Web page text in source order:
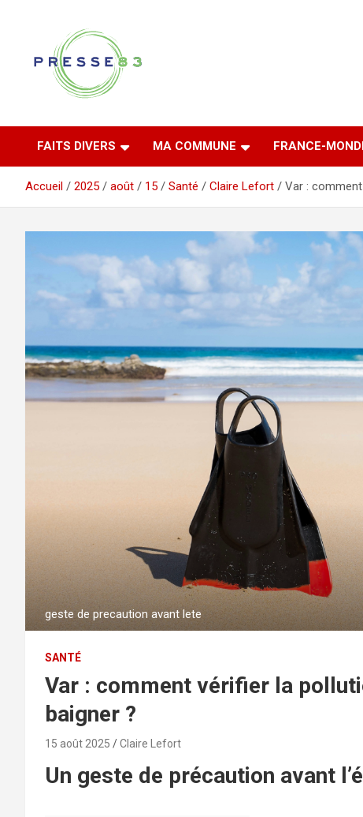
Presse 83
FAITS DIVERS MA COMMUNE FRANCE-
Accueil 2025 août 15 Santé Claire Lefort Var :
geste de precaution avant lete
SANTÉ
Var : comment vérifier la
baigner ?
15 août 2025 Claire Lefort
Un geste de précaution avant